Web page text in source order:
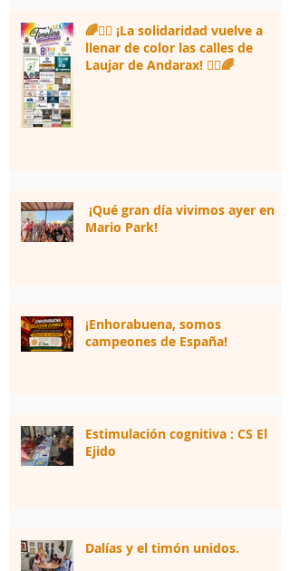
🌈🏃‍♀️ ¡La solidaridad vuelve a
llenar de color las calles de
Laujar de Andarax! 🏃‍♂️🌈
¡Qué gran día vivimos ayer en
Mario Park!
¡Enhorabuena, somos
campeones de España!
Estimulación cognitiva : CS El
Ejido
Dalías y el timón unidos.